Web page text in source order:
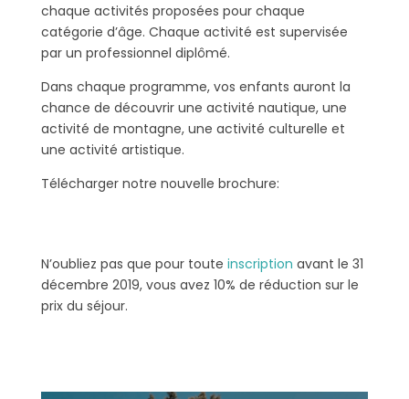
chaque activités proposées pour chaque
catégorie d’âge. Chaque activité est supervisée
par un professionnel diplômé.
Dans chaque programme, vos enfants auront la
chance de découvrir une activité nautique, une
activité de montagne, une activité culturelle et
une activité artistique.
Télécharger notre nouvelle brochure:
N’oubliez pas que pour toute inscription avant le 31
décembre 2019, vous avez 10% de réduction sur le
prix du séjour.